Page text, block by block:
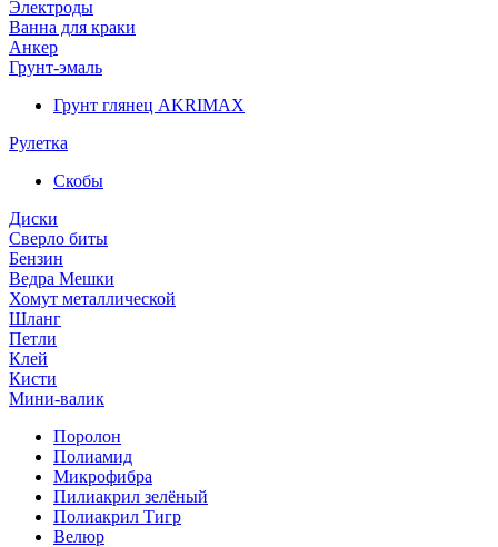
Электроды
Ванна для краки
Анкер
Грунт-эмаль
Грунт глянец AKRIMAX
Рулетка
Скобы
Диски
Сверло биты
Бензин
Ведра Мешки
Хомут металлической
Шланг
Петли
Клей
Кисти
Мини-валик
Поролон
Полиамид
Микрофибра
Пилиакрил зелёный
Полиакрил Тигр
Велюр